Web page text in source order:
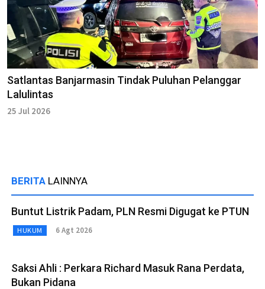
Satlantas Banjarmasin Tindak Puluhan Pelanggar
Lalulintas
25 Jul 2026
BERITA LAINNYA
Buntut Listrik Padam, PLN Resmi Digugat ke PTUN
HUKUM 6 Agt 2026
Saksi Ahli : Perkara Richard Masuk Rana Perdata,
Bukan Pidana